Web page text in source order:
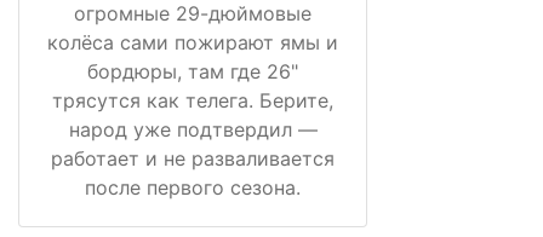
огромные 29-дюймовые
колёса сами пожирают ямы и
бордюры, там где 26"
трясутся как телега. Берите,
народ уже подтвердил —
работает и не разваливается
после первого сезона.